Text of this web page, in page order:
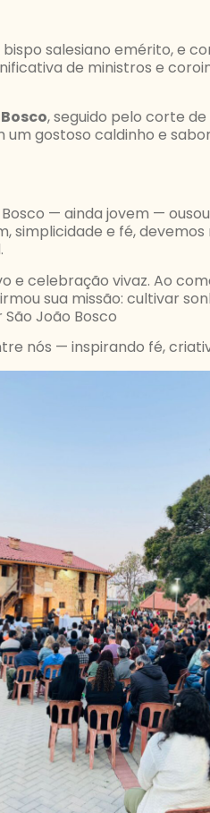
bispo salesiano emérito, e
de ministros e
, seguido pelo corte
gostoso caldinho e
— ainda jovem —
simplicidade e fé,
e celebração vivaz. Ao
sua missão: cultivar
João Bosco
nós — inspirando fé,